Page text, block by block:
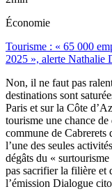
Économie
Tourisme : « 65 000
2025 », alerte Nathalie
Non, il ne faut pas
destinations sont
Paris et sur la Côte
tourisme une chance
commune de Cabrerets
l’une des seules
dégâts du «
pas sacrifier la filière et
l’émission Dialogue